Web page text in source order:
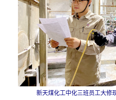
新天煤化工中化三班员工大修